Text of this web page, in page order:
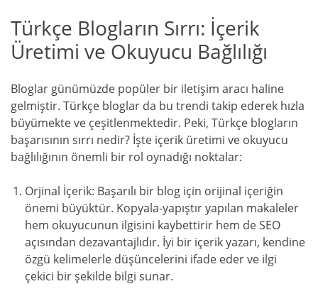
Türkçe Blogların Sırrı: İçerik
Üretimi ve Okuyucu Bağlılığı
Bloglar günümüzde popüler bir iletişim aracı haline
gelmiştir. Türkçe bloglar da bu trendi takip ederek hızla
büyümekte ve çeşitlenmektedir. Peki, Türkçe blogların
başarısının sırrı nedir? İşte içerik üretimi ve okuyucu
bağlılığının önemli bir rol oynadığı noktalar:
Orjinal İçerik: Başarılı bir blog için orijinal içeriğin
önemi büyüktür. Kopyala-yapıştır yapılan makaleler
hem okuyucunun ilgisini kaybettirir hem de SEO
açısından dezavantajlıdır. İyi bir içerik yazarı, kendine
özgü kelimelerle düşüncelerini ifade eder ve ilgi
çekici bir şekilde bilgi sunar.